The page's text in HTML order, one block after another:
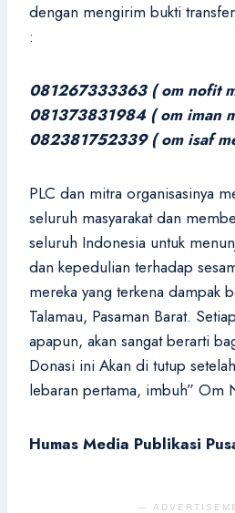
dengan mengirim bukti
:
081267333363 ( om nofit
081373831984 ( om iman
082381752339 ( om isaf
PLC dan mitra organisasinya
seluruh masyarakat dan
seluruh Indonesia untuk
dan kepedulian terhadap
mereka yang terkena dampak
Talamau, Pasaman Barat.
apapun, akan sangat berarti
Donasi ini Akan di tutup
lebaran pertama, imbuh” Om
Humas Media Publikasi
—